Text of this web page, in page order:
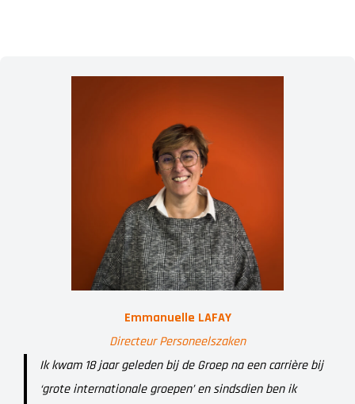
Emmanuelle LAFAY
Directeur Personeelszaken
Ik kwam 18 jaar geleden bij de Groep na een carrière bij
‘grote internationale groepen’ en sindsdien ben ik